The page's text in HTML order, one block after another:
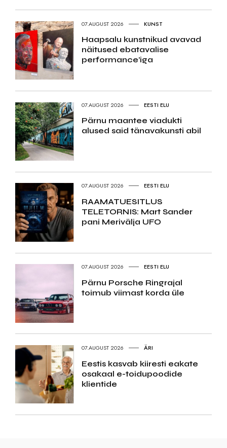
07.AUGUST 2026 KUNST
Haapsalu kunstnikud avavad
näitused ebatavalise
performance’iga
07.AUGUST 2026 EESTI ELU
Pärnu maantee viadukti
alused said tänavakunsti abil
07.AUGUST 2026 EESTI ELU
RAAMATUESITLUS
TELETORNIS: Mart Sander
pani Merivälja UFO
07.AUGUST 2026 EESTI ELU
Pärnu Porsche Ringrajal
toimub viimast korda üle
07.AUGUST 2026 ÄRI
Eestis kasvab kiiresti eakate
osakaal e-toidupoodide
klientide